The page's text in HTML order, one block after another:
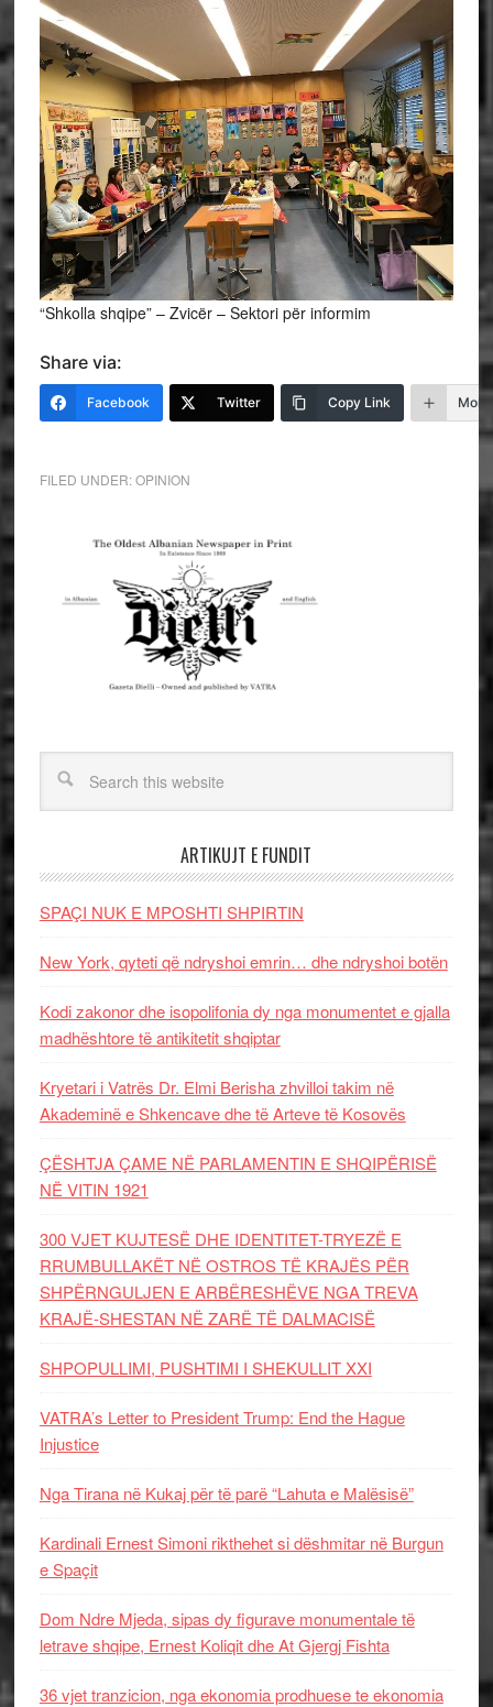
“Shkolla shqipe” – Zvicër – Sektori për informim
Share via:
Facebook Twitter Copy Link More
FILED UNDER:OPINION
ARTIKUJT E FUNDIT
SPAÇI NUK E MPOSHTI SHPIRTIN
New York, qyteti që ndryshoi emrin… dhe ndryshoi botën
Kodi zakonor dhe isopolifonia dy nga monumentet e gjalla
madhështore të antikitetit shqiptar
Kryetari i Vatrës Dr. Elmi Berisha zhvilloi takim në
Akademinë e Shkencave dhe të Arteve të Kosovës
ÇËSHTJA ÇAME NË PARLAMENTIN E SHQIPËRISË
NË VITIN 1921
300 VJET KUJTESË DHE IDENTITET-TRYEZË E
RRUMBULLAKËT NË OSTROS TË KRAJËS PËR
SHPËRNGULJEN E ARBËRESHËVE NGA TREVA
KRAJË-SHESTAN NË ZARË TË DALMACISË
SHPOPULLIMI, PUSHTIMI I SHEKULLIT XXI
VATRA’s Letter to President Trump: End the Hague
Injustice
Nga Tirana në Kukaj për të parë “Lahuta e Malësisë”
Kardinali Ernest Simoni rikthehet si dëshmitar në Burgun
e Spaçit
Dom Ndre Mjeda, sipas dy figurave monumentale të
letrave shqipe, Ernest Koliqit dhe At Gjergj Fishta
36 vjet tranzicion, nga ekonomia prodhuese te ekonomia